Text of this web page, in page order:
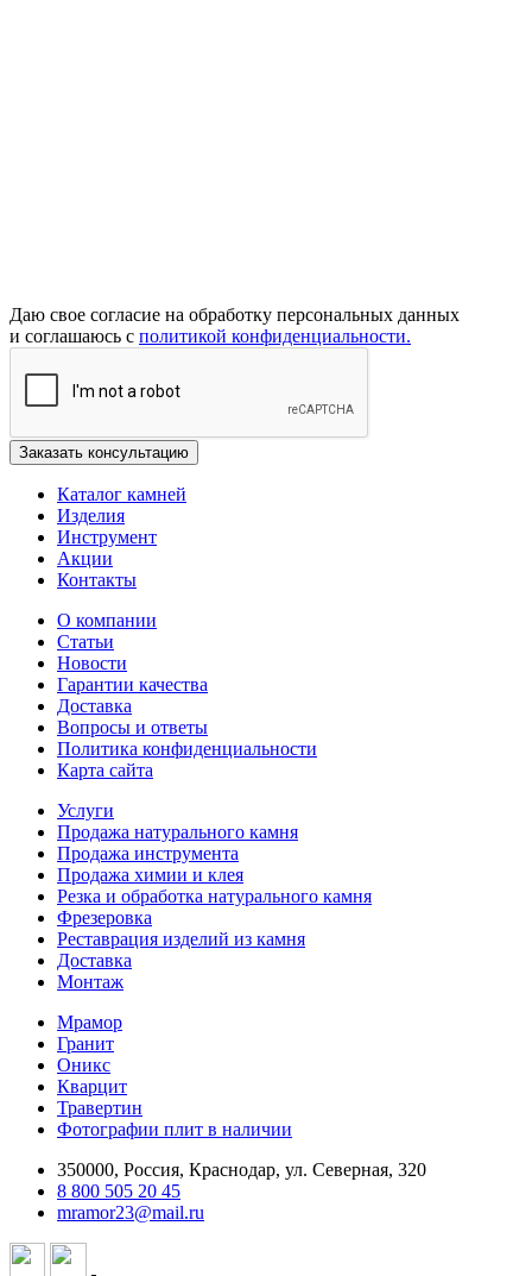
Даю свое согласие на обработку персональных данных
и соглашаюсь с политикой конфиденциальности.
Каталог камней
Изделия
Инструмент
Акции
Контакты
О компании
Статьи
Новости
Гарантии качества
Доставка
Вопросы и ответы
Политика конфиденциальности
Карта сайта
Услуги
Продажа натурального камня
Продажа инструмента
Продажа химии и клея
Резка и обработка натурального камня
Фрезеровка
Реставрация изделий из камня
Доставка
Монтаж
Мрамор
Гранит
Оникс
Кварцит
Травертин
Фотографии плит в наличии
350000, Россия, Краснодар, ул. Северная, 320
8 800 505 20 45
mramor23@mail.ru